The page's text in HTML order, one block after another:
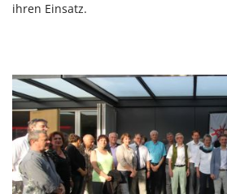
ihren Einsatz.